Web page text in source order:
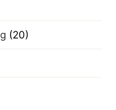
(20)